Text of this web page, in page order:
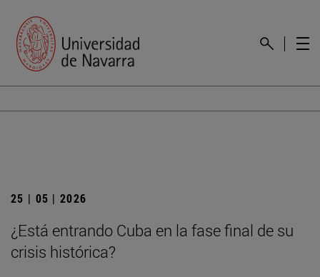
25 | 05 | 2026
¿Está entrando Cuba en la fase final de su
crisis histórica?